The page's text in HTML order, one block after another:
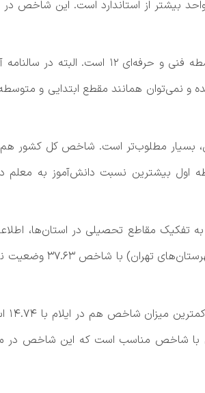
در مقطع متوسطه دوم استاندارد نسبت دانش‌آموز به گروه معلمان برای متوسطه
ارائه نشده و نمی‌توان همانند مقطع ابتدایی و
بیشترین نسبت دانش‌آموز به معلم
تفکیک مقاطع تحصیلی در استان‌ها،
مقاطع تحصیلی کشور در مناطق شهری ۲۹.۱۱،